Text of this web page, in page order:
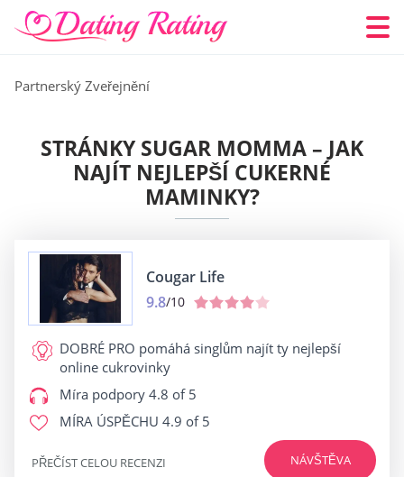
Partnerský Zveřejnění
STRÁNKY SUGAR MOMMA – JAK
NAJÍT NEJLEPŠÍ CUKERNÉ
MAMINKY?
Cougar Life
9.8/10
DOBRÉ PRO pomáhá singlům najít ty nejlepší
online cukrovinky
Míra podpory 4.8 of 5
MÍRA ÚSPĚCHU 4.9 of 5
NÁVŠTĚVA
PŘEČÍST CELOU RECENZI